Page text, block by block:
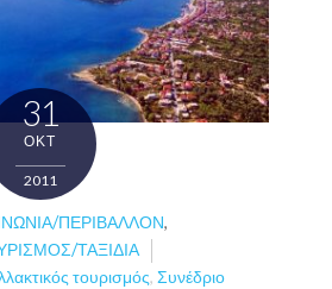
31
ΟΚΤ
2011
ΠΕΡΙΒΆΛΛΟΝ,
ΤΑΞΊΔΙΑ
τουρισμός, Συνέδριο